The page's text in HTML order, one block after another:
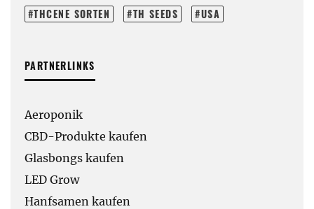
THCENE SORTEN
TH SEEDS USA
PARTNERLINKS
Aeroponik
CBD-Produkte kaufen
Glasbongs kaufen
LED Grow
Hanfsamen kaufen